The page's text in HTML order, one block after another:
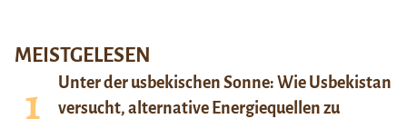
MEISTGELESEN
Unter der usbekischen Sonne: Wie Usbekistan
versucht, alternative Energiequellen zu